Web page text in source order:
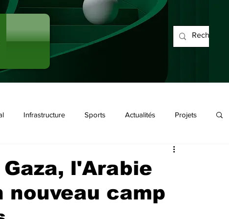
Infrastructure Sports Actualités Projets
l'Arabie
camp